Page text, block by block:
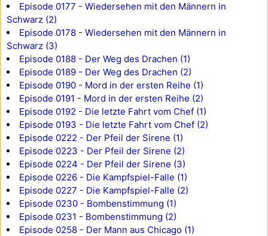
Episode 0177 - Wiedersehen mit den Männern in
Schwarz (2)
Episode 0178 - Wiedersehen mit den Männern in
Schwarz (3)
Episode 0188 - Der Weg des Drachen (1)
Episode 0189 - Der Weg des Drachen (2)
Episode 0190 - Mord in der ersten Reihe (1)
Episode 0191 - Mord in der ersten Reihe (2)
Episode 0192 - Die letzte Fahrt vom Chef (1)
Episode 0193 - Die letzte Fahrt vom Chef (2)
Episode 0222 - Der Pfeil der Sirene (1)
Episode 0223 - Der Pfeil der Sirene (2)
Episode 0224 - Der Pfeil der Sirene (3)
Episode 0226 - Die Kampfspiel-Falle (1)
Episode 0227 - Die Kampfspiel-Falle (2)
Episode 0230 - Bombenstimmung (1)
Episode 0231 - Bombenstimmung (2)
Episode 0258 - Der Mann aus Chicago (1)